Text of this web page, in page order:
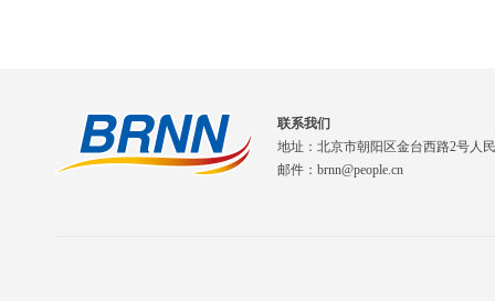
联系我们
地址：北京市朝阳区金台西路2号人
邮件：brnn@people.cn